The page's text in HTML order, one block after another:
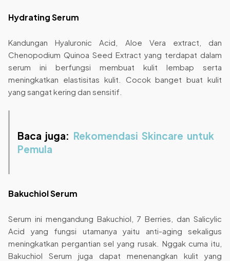
Hydrating Serum
Kandungan Hyaluronic Acid, Aloe Vera extract, dan
Chenopodium Quinoa Seed Extract yang terdapat dalam
serum ini berfungsi membuat kulit lembap serta
meningkatkan elastisitas kulit. Cocok banget buat kulit
yang sangat kering dan sensitif.
Baca juga: Rekomendasi Skincare untuk
Pemula
Bakuchiol Serum
Serum ini mengandung Bakuchiol, 7 Berries, dan Salicylic
Acid yang fungsi utamanya yaitu anti-aging sekaligus
meningkatkan pergantian sel yang rusak. Nggak cuma itu,
Bakuchiol Serum juga dapat menenangkan kulit yang